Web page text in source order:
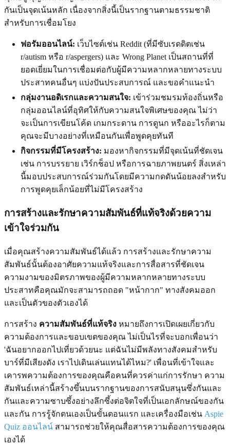
กันเป็นจุดเน้นหลัก เนื่องจากสิ่งนี้เป็นรากฐานตามธรรมชาติ
สำหรับการเชื่อมโยง
ฟอรัมออนไลน์: เว็บไซต์เช่น Reddit (ที่มีซับเรดดิตเช่น
r/autism หรือ r/aspergers) และ Wrong Planet เป็นสถานที่ที่
ยอดเยี่ยมในการเชื่อมต่อกับผู้มีความหลากหลายทางระบบ
ประสาทคนอื่นๆ แบ่งปันประสบการณ์ และขอคำแนะนำ
กลุ่มงานอดิเรกและความสนใจ: เข้าร่วมชมรมท้องถิ่นหรือ
กลุ่มออนไลน์ที่อุทิศให้กับความสนใจพิเศษของคุณ ไม่ว่า
จะเป็นการเขียนโค้ด เกมกระดาน การดูนก หรืออะไรก็ตาม
คุณจะมีบางอย่างที่เหมือนกันเพื่อพูดคุยทันที
กิจกรรมที่มีโครงสร้าง: มองหากิจกรรมที่มีจุดเน้นที่ชัดเจน
เช่น การบรรยาย เวิร์กช็อป หรือการฉายภาพยนตร์ สิ่งเหล่า
นี้มอบประสบการณ์ร่วมกันโดยมีความกดดันน้อยลงสำหรับ
การพูดคุยเล็กน้อยที่ไม่มีโครงสร้าง
การสร้างและรักษาความสัมพันธ์ที่แท้จริงด้วยความ
เข้าใจร่วมกัน
เมื่อคุณสร้างความสัมพันธ์ได้แล้ว การสร้างและรักษาความ
สัมพันธ์นั้นต้องอาศัยความแท้จริงและการสื่อสารที่ชัดเจน
ความงามของมิตรภาพของผู้มีความหลากหลายทางระบบ
ประสาทคือคุณมักจะสามารถถอด "หน้ากาก" ทางสังคมออก
และเป็นตัวของตัวเองได้
การสร้าง ความสัมพันธ์ที่แท้จริง หมายถึงการเปิดเผยเกี่ยวกับ
ความต้องการและขอบเขตของคุณ ไม่เป็นไรที่จะบอกเพื่อนว่า
'ฉันอยากออกไปเที่ยวด้วยนะ แต่ฉันไม่มีพลังทางสังคมสำหรับ
บาร์ที่มีเสียงดัง เราไปเดินเล่นแทนได้ไหม?' เพื่อนที่เข้าใจและ
เคารพความต้องการของคุณคือคนที่ควรค่าแก่การรักษา ความ
สัมพันธ์เหล่านี้สร้างขึ้นบนรากฐานของการสนับสนุนซึ่งกันและ
กันและความซาบซึ้งอย่างลึกซึ้งต่อจิตใจที่เป็นเอกลักษณ์ของกัน
และกัน การรู้จักตนเองเป็นขั้นตอนแรก และเครื่องมือเช่น Aspie
Quiz ออนไลน์ สามารถช่วยให้คุณสื่อสารความต้องการของคุณ
เองได้